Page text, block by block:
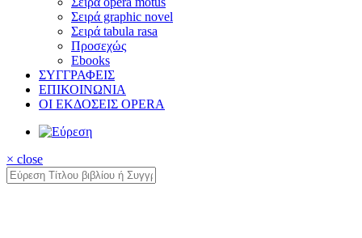
Σειρά graphic novel
Σειρά tabula rasa
Προσεχώς
Ebooks
ΣΥΓΓΡΑΦΕΙΣ
ΕΠΙΚΟΙΝΩΝΙΑ
ΟΙ ΕΚΔΟΣΕΙΣ OPERA
× close